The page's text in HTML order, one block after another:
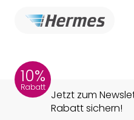
10%
Rabatt
Jetzt zum
Rabatt sichern!